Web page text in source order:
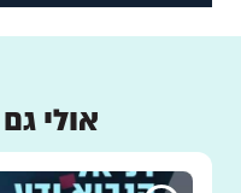
אולי